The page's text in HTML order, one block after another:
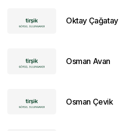
Oktay Çağatay
Osman Avan
Osman Çevik